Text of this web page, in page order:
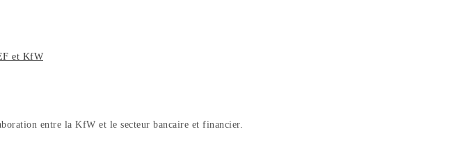
et KfW
entre la KfW et le secteur bancaire et financier.